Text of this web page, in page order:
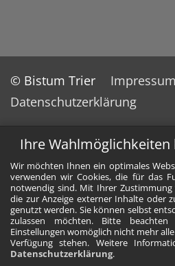
Ihre Wahlmöglichkeiten
Wir möchten Ihnen ein optimales
verwenden wir Cookies, die für das
notwendig sind. Mit Ihrer Zustimmung
die zur Anzeige externer Inhalte oder
genutzt werden. Sie können selbst
zulassen möchten. Bitte
Einstellungen womöglich nicht mehr
Verfügung stehen. Weitere
Datenschutzerklärung.
© Bistum Trier
Impressum
Datenschutzerklärung